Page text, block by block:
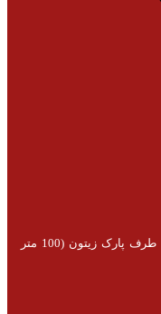
تبریز، ولیعصر، خیابان تختی، فلکه ابن سینا به طرف پارک زیتون (100 متر